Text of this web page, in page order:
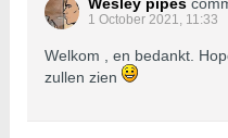
1 October 2021, 11:33
Welkom , en bedankt.
zullen zien